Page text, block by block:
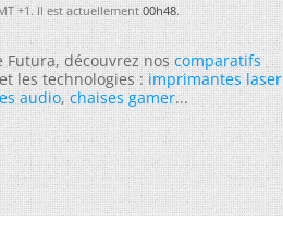
+1. Il est actuellement00h48.
Futura, découvrez noscomparatifs
les technologies :imprimantes laser
audio,chaises gamer...